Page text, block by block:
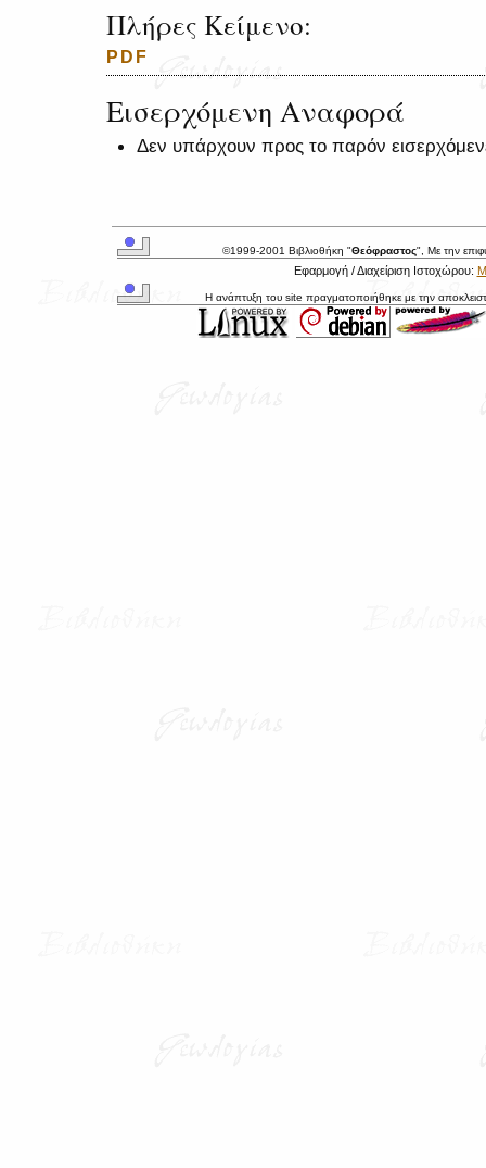
Πλήρες Κείμενο:
PDF
Εισερχόμενη Αναφορά
Δεν υπάρχουν προς το παρόν
©1999-2001 Βιβλιοθήκη "Θεόφραστος", Με την
Εφαρμογή / Διαχείριση Ιστοχώρου:
Η ανάπτυξη του site πραγματοποιήθηκε με την